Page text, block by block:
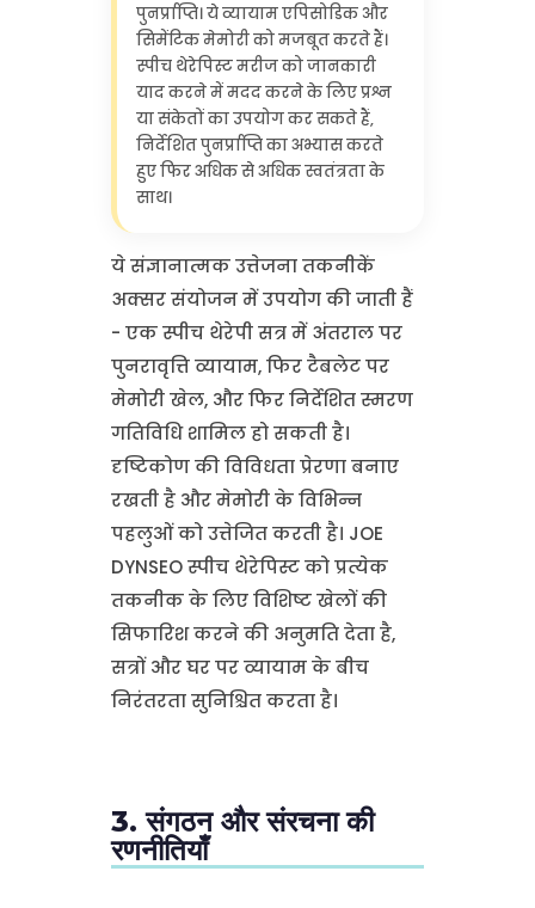
पुनर्प्राप्ति। ये व्यायाम एपिसोडिक और
सिमेंटिक मेमोरी को मजबूत करते हैं।
स्पीच थेरेपिस्ट मरीज को जानकारी
याद करने में मदद करने के लिए प्रश्न
या संकेतों का उपयोग कर सकते हैं,
निर्देशित पुनर्प्राप्ति का अभ्यास करते
हुए फिर अधिक से अधिक स्वतंत्रता के
साथ।
ये संज्ञानात्मक उत्तेजना तकनीकें
अक्सर संयोजन में उपयोग की जाती हैं
- एक स्पीच थेरेपी सत्र में अंतराल पर
पुनरावृत्ति व्यायाम, फिर टैबलेट पर
मेमोरी खेल, और फिर निर्देशित स्मरण
गतिविधि शामिल हो सकती है।
दृष्टिकोण की विविधता प्रेरणा बनाए
रखती है और मेमोरी के विभिन्न
पहलुओं को उत्तेजित करती है। JOE
DYNSEO स्पीच थेरेपिस्ट को प्रत्येक
तकनीक के लिए विशिष्ट खेलों की
सिफारिश करने की अनुमति देता है,
सत्रों और घर पर व्यायाम के बीच
निरंतरता सुनिश्चित करता है।
3. संगठन और संरचना की
रणनीतियाँ